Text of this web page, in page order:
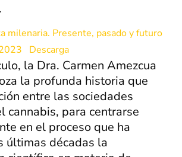
milenaria. Presente, pasado y futuro
Descarga
la Dra. Carmen Amezcua
la profunda historia que
entre las sociedades
cannabis, para centrarse
en el proceso que ha
últimas décadas la